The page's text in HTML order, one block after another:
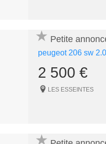
Petite
peugeot 206 sw
2 500 €
LES ESSEINTES
★
★